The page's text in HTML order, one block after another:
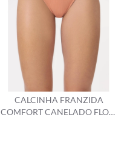
CALCINHA FRANZIDA
COMFORT CANELADO FLOW